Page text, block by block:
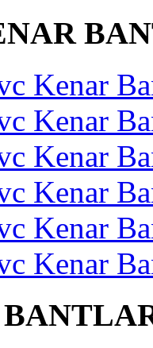
Kenar
Kenar
Kenar
Kenar
Kenar
Kenar